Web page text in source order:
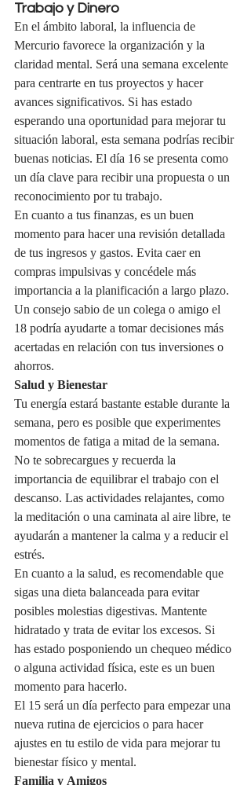
Trabajo y Dinero
En el ámbito laboral, la influencia de
Mercurio favorece la organización y la
claridad mental. Será una semana excelente
para centrarte en tus proyectos y hacer
avances significativos. Si has estado
esperando una oportunidad para mejorar tu
situación laboral, esta semana podrías recibir
buenas noticias. El día 16 se presenta como
un día clave para recibir una propuesta o un
reconocimiento por tu trabajo.
En cuanto a tus finanzas, es un buen
momento para hacer una revisión detallada
de tus ingresos y gastos. Evita caer en
compras impulsivas y concédele más
importancia a la planificación a largo plazo.
Un consejo sabio de un colega o amigo el
18 podría ayudarte a tomar decisiones más
acertadas en relación con tus inversiones o
ahorros.
Salud y Bienestar
Tu energía estará bastante estable durante la
semana, pero es posible que experimentes
momentos de fatiga a mitad de la semana.
No te sobrecargues y recuerda la
importancia de equilibrar el trabajo con el
descanso. Las actividades relajantes, como
la meditación o una caminata al aire libre, te
ayudarán a mantener la calma y a reducir el
estrés.
En cuanto a la salud, es recomendable que
sigas una dieta balanceada para evitar
posibles molestias digestivas. Mantente
hidratado y trata de evitar los excesos. Si
has estado posponiendo un chequeo médico
o alguna actividad física, este es un buen
momento para hacerlo.
El 15 será un día perfecto para empezar una
nueva rutina de ejercicios o para hacer
ajustes en tu estilo de vida para mejorar tu
bienestar físico y mental.